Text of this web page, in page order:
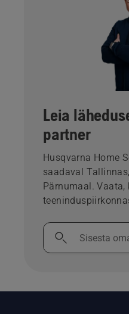
Leia
partner
Husqvarna Home
saadaval
Pärnumaal. Vaata,
Sisesta
oma